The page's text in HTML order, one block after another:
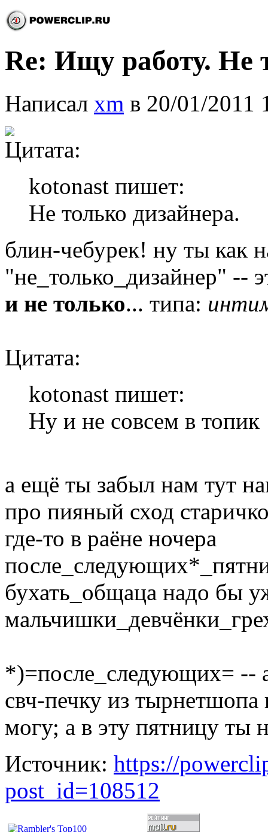
Re: Ищу работу. Не
Написал xm в 20/01/2011
Цитата:
kotonast пишет:
Не только дизайнера.
блин-чебурек! ну ты
"не_только_дизайнер" --
и не только... типа:
Цитата:
kotonast пишет:
Ну и не совсем в топик
а ещё ты забыл нам тут
про пияный сход
где-то в раёне ночера
бухать_общаца надо бы
*)=после_следующих= --
свч-печку из тырнетшопа
могу; а в эту пятницу ты
Источник: https://
post_id=108512